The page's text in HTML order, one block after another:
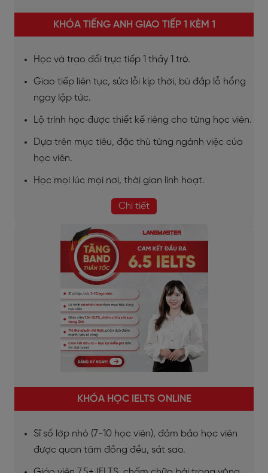
KHÓA TIẾNG ANH GIAO TIẾP 1 KÈM 1
Học và trao đổi trực tiếp 1 thầy 1 trò.
Giao tiếp liên tục, sửa lỗi kịp thời, bù đắp lỗ hổng
ngay lập tức.
Lộ trình học được thiết kế riêng cho từng học viên.
Dựa trên mục tiêu, đặc thù từng ngành việc của
học viên.
Học mọi lúc mọi nơi, thời gian linh hoạt.
Chi tiết
KHÓA HỌC IELTS ONLINE
Sĩ số lớp nhỏ (7-10 học viên), đảm bảo học viên
được quan tâm đồng đều, sát sao.